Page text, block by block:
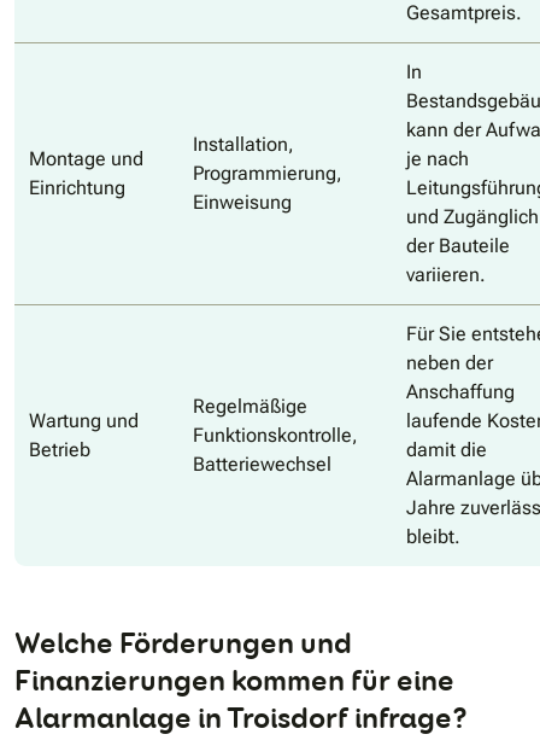
Gesamtpreis.
Montage und
Einrichtung
Installation,
Programmierung,
Einweisung
In
kann der
je nach
und
der Bauteile
variieren.
Wartung und
Betrieb
Regelmäßige
Funktionskontrolle,
Batteriewechsel
Für Sie
neben der
Anschaffung
laufende
damit die
Alarmanlage
Jahre
bleibt.
Welche Förderungen und
Finanzierungen kommen für eine
Alarmanlage in Troisdorf infrage?